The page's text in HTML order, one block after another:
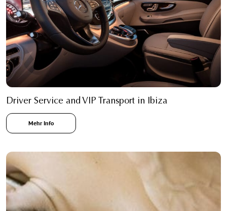
Driver Service and VIP Transport in Ibiza
Mehr Info